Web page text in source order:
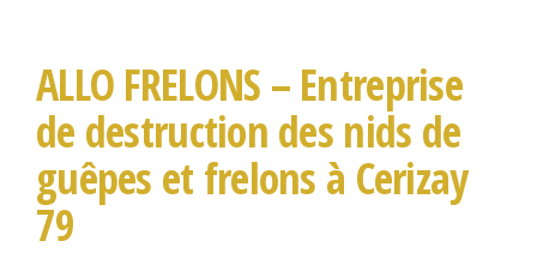
ALLO FRELONS – Entreprise
de destruction des nids de
guêpes et frelons à Cerizay
79